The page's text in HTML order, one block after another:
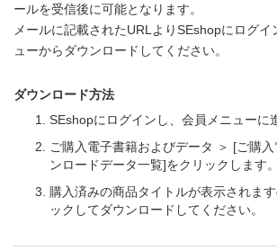
ールを受信後に可能となります。
メールに記載されたURLよりSEshopにログイ
ューからダウンロードしてください。
ダウンロード方法
SEshopにログインし、会員メニューに
ご購入電子書籍およびデータ ＞ [ご購
ンロードデータ一覧]をクリックします。
購入済みの商品タイトルが表示されま
ックしてダウンロードしてください。